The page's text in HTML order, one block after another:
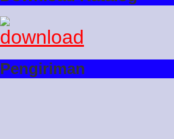
Pengiriman